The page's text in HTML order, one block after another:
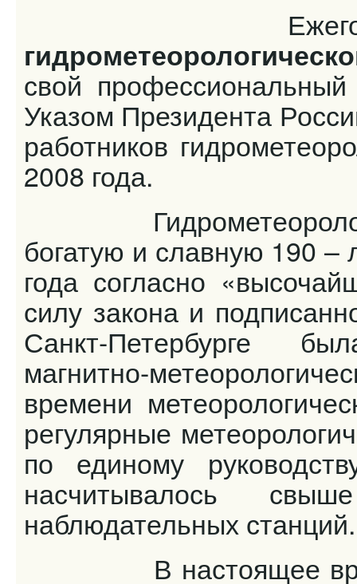
свой
Указом Президента
работников
2008 года.
богатую и славную 190
года согласно
силу закона и
Санкт-Петербурге
магнитно-
времени
регулярные
по единому
насчитывалось
наблюдательных станций.
В настоящее время